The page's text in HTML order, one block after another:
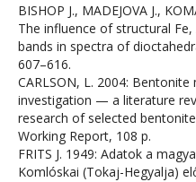
BISHOP J., MADEJOVA J.,
The influence of structural
bands in spectra of
607–616.
CARLSON, L. 2004:
investigation — a literature
research of selected
Working Report, 108 p.
FRITS J. 1949: Adatok a
Komlóskai (Tokaj-Hegyalja)